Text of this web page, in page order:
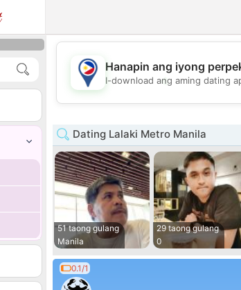
💖
Hanapin ang iyong
I-download ang aming dating
Dating Lalaki Metro Manila
51 taong gulang
Manila
29 taong gulang
0
0.1/1